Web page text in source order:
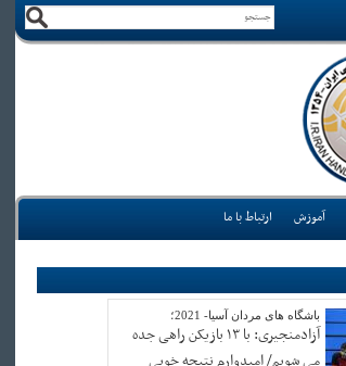
آموزش ارتباط با ما
باشگاه های مردان آسیا- 2021؛
آزادمنجیری: با ۱۳ بازیکن راهی جده